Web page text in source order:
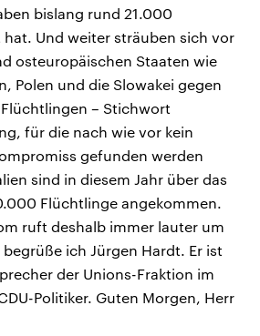
bislang rund 21.000
Und weiter sträuben sich vor
osteuropäischen Staaten wie
Polen und die Slowakei gegen
– Stichwort
für die nach wie vor kein
gefunden werden
sind in diesem Jahr über das
Flüchtlinge angekommen.
ruft deshalb immer lauter um
ich Jürgen Hardt. Er ist
der Unions-Fraktion im
Politiker. Guten Morgen, Herr